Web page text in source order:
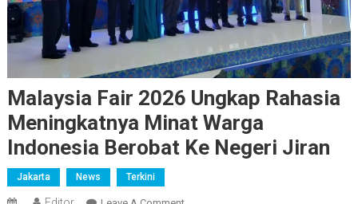
Malaysia Fair 2026 Ungkap Rahasia
Meningkatnya Minat Warga
Indonesia Berobat Ke Negeri Jiran
Jakarta News Terkini